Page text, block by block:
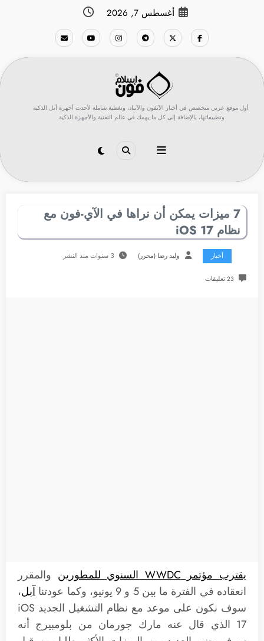
أغسطس 7, 2026
أول موقع عربي متخصص في أخبار الآيفون والآيباد، وتغطية شاملة لأحدث أجهزة أبل الذكية
وتطبيقاتها، بالإضافة إلى كل ما يهمك في عالم التقنية والأجهزة الذكية.
7 ميزات يمكن أن نراها في الآي-فون مع
نظام iOS 17
أخبار وليد رضا (محرر) 3 سنوات منذ النشر
23 تعليقات
يقترب مؤتمر WWDC السنوي للمطورين
والمقرر
انعقاده في الفترة ما بين 5 و 9 يونيو، وكما عودتنا
آبل،
سوف نكون على موعد مع نظام التشغيل الجديد iOS
17 الذي قال عنه مارك جورمان من بلومبيرج أنه